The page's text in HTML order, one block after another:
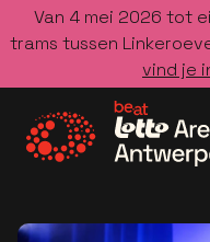
Van 4 mei 2026 tot
trams tussen
vind je